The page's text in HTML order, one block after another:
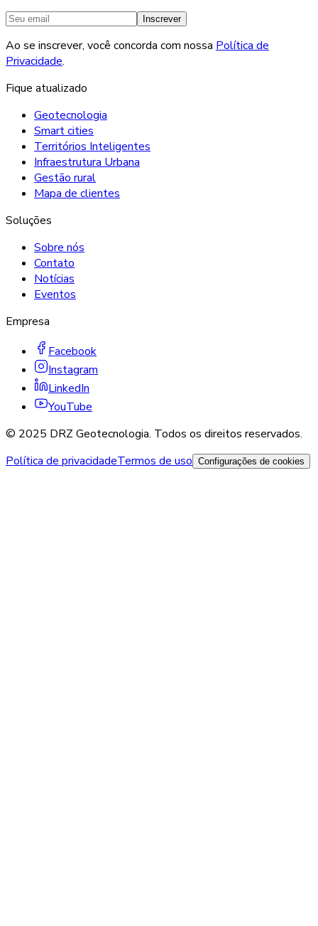
Inscrever
Ao se inscrever, você concorda com nossa Política de
Privacidade.
Fique atualizado
Geotecnologia
Smart cities
Territórios Inteligentes
Infraestrutura Urbana
Gestão rural
Mapa de clientes
Soluções
Sobre nós
Contato
Notícias
Eventos
Empresa
Facebook
Instagram
LinkedIn
YouTube
© 2025 DRZ Geotecnologia. Todos os direitos reservados.
Política de privacidadeTermos de uso Configurações de cookies